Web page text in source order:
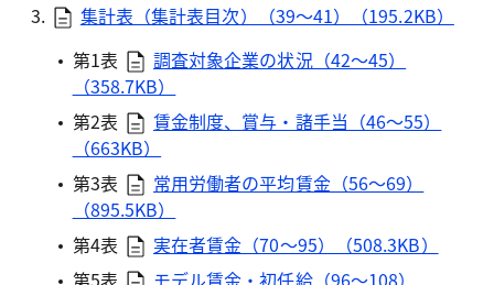
集計表（集計表目次）（39～41）（195.2KB）
第1表
調査対象企業の状況（42～45）
（358.7KB）
第2表
賃金制度、賞与・諸手当（46～55）
（663KB）
第3表
常用労働者の平均賃金（56～69）
（895.5KB）
第4表
実在者賃金（70～95）（508.3KB）
第5表
モデル賃金・初任給（96～108）